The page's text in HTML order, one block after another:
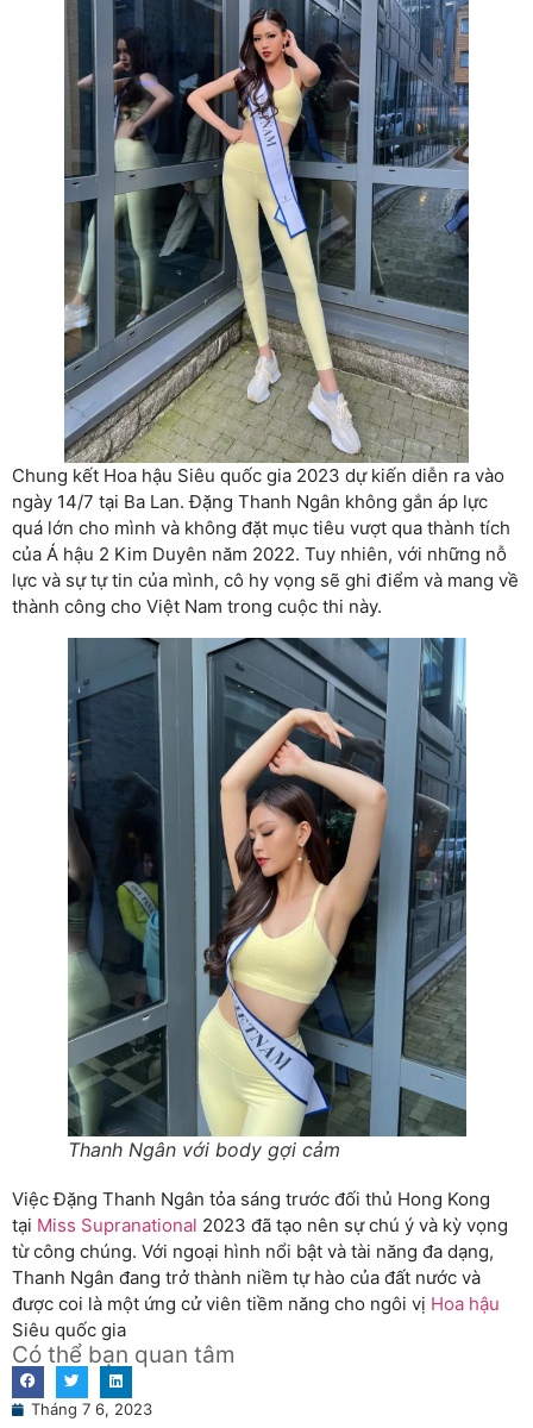
Chung kết Hoa hậu Siêu quốc gia 2023 dự kiến diễn ra vào
ngày 14/7 tại Ba Lan. Đặng Thanh Ngân không gắn áp lực
quá lớn cho mình và không đặt mục tiêu vượt qua thành tích
của Á hậu 2 Kim Duyên năm 2022. Tuy nhiên, với những nỗ
lực và sự tự tin của mình, cô hy vọng sẽ ghi điểm và mang về
thành công cho Việt Nam trong cuộc thi này.
Thanh Ngân với body gợi cảm
Việc Đặng Thanh Ngân tỏa sáng trước đối thủ Hong Kong
tại Miss Supranational 2023 đã tạo nên sự chú ý và kỳ vọng
từ công chúng. Với ngoại hình nổi bật và tài năng đa dạng,
Thanh Ngân đang trở thành niềm tự hào của đất nước và
được coi là một ứng cử viên tiềm năng cho ngôi vị Hoa hậu
Siêu quốc gia
Có thể bạn quan tâm
Tháng 7 6, 2023